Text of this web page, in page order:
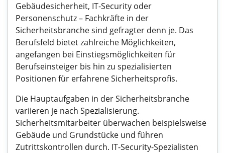
Gebäudesicherheit, IT-Security oder
Personenschutz – Fachkräfte in der
Sicherheitsbranche sind gefragter denn je. Das
Berufsfeld bietet zahlreiche Möglichkeiten,
angefangen bei Einstiegsmöglichkeiten für
Berufseinsteiger bis hin zu spezialisierten
Positionen für erfahrene Sicherheitsprofis.
Die Hauptaufgaben in der Sicherheitsbranche
variieren je nach Spezialisierung.
Sicherheitsmitarbeiter überwachen beispielsweise
Gebäude und Grundstücke und führen
Zutrittskontrollen durch. IT-Security-Spezialisten